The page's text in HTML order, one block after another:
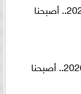
أذكار الصباح السبت 8 -8- 2026.. أصبحنا
أذكار الصباح الخميس 6-8- 2026.. أصبحنا